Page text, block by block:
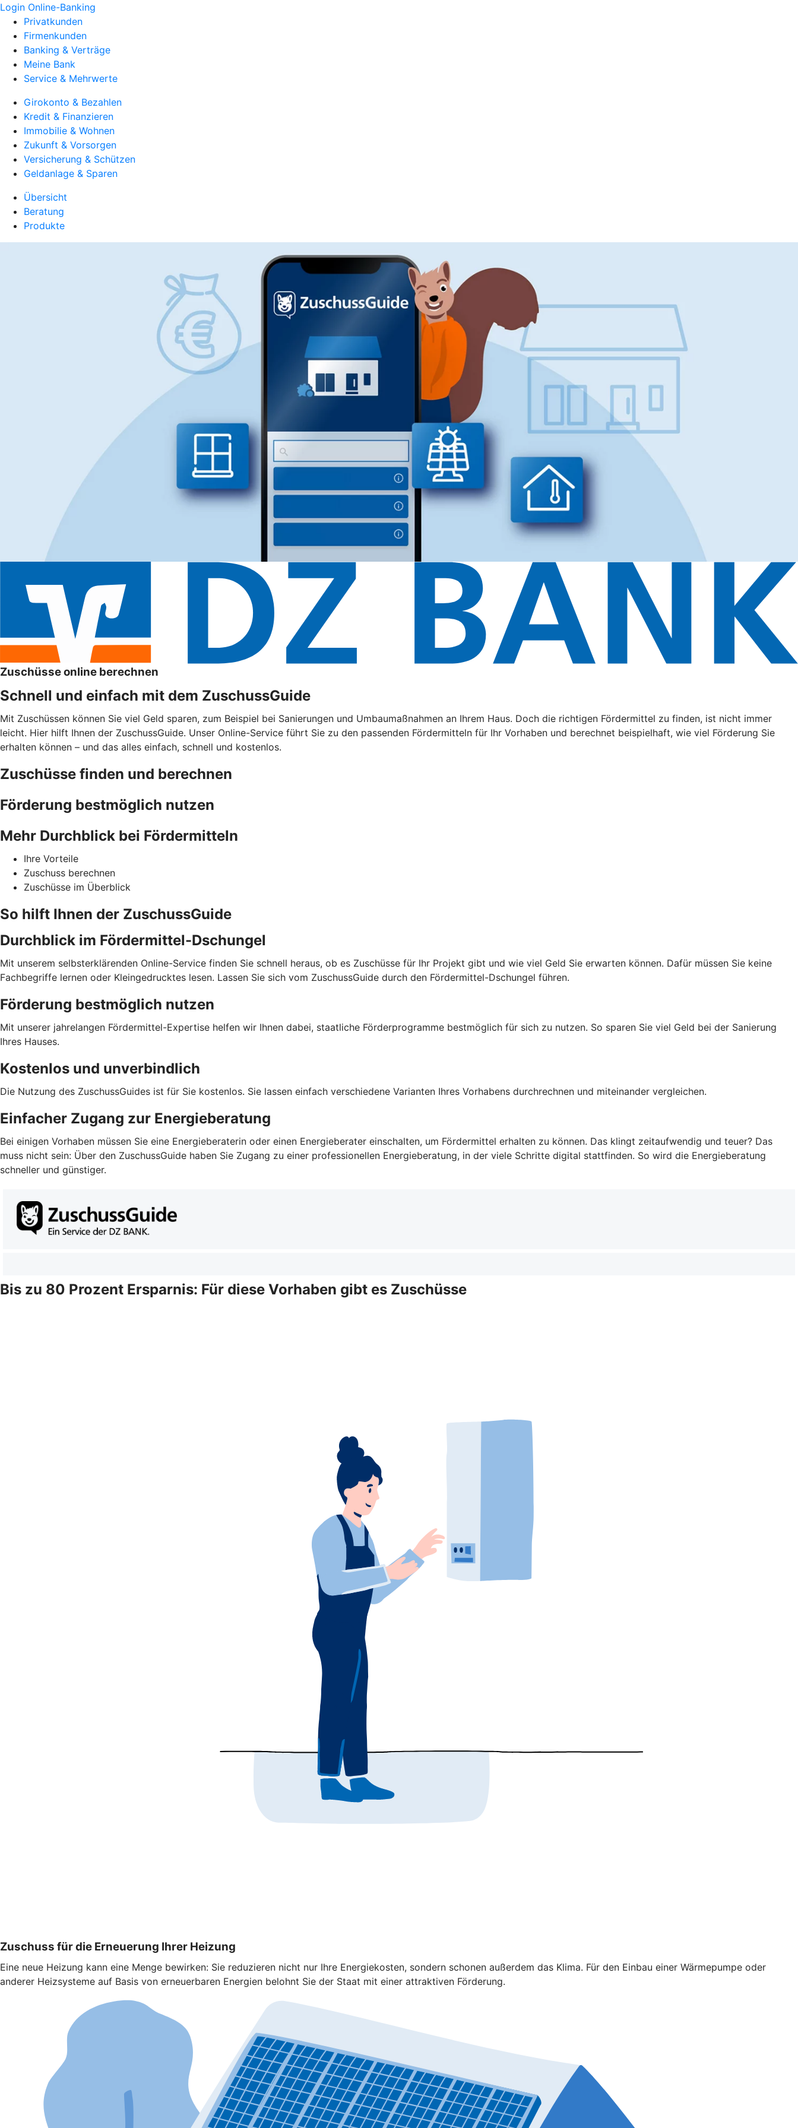
Login Online-Banking
Privatkunden
Firmenkunden
Banking & Verträge
Meine Bank
Service & Mehrwerte
Girokonto & Bezahlen
Kredit & Finanzieren
Immobilie & Wohnen
Zukunft & Vorsorgen
Versicherung & Schützen
Geldanlage & Sparen
Übersicht
Beratung
Produkte
Zuschüsse online berechnen
Schnell und einfach mit dem ZuschussGuide
Mit Zuschüssen können Sie viel Geld sparen, zum Beispiel bei Sanierungen und Umbaumaßnahmen an Ihrem Haus. Doch die richtigen Fördermittel zu finden, ist nicht immer
leicht. Hier hilft Ihnen der ZuschussGuide. Unser Online-Service führt Sie zu den passenden Fördermitteln für Ihr Vorhaben und berechnet beispielhaft, wie viel Förderung Sie
erhalten können – und das alles einfach, schnell und kostenlos.
Zuschüsse finden und berechnen
Förderung bestmöglich nutzen
Mehr Durchblick bei Fördermitteln
Ihre Vorteile
Zuschuss berechnen
Zuschüsse im Überblick
So hilft Ihnen der ZuschussGuide
Durchblick im Fördermittel-Dschungel
Mit unserem selbsterklärenden Online-Service finden Sie schnell heraus, ob es Zuschüsse für Ihr Projekt gibt und wie viel Geld Sie erwarten können. Dafür müssen Sie keine
Fachbegriffe lernen oder Kleingedrucktes lesen. Lassen Sie sich vom ZuschussGuide durch den Fördermittel-Dschungel führen.
Förderung bestmöglich nutzen
Mit unserer jahrelangen Fördermittel-Expertise helfen wir Ihnen dabei, staatliche Förderprogramme bestmöglich für sich zu nutzen. So sparen Sie viel Geld bei der Sanierung
Ihres Hauses.
Kostenlos und unverbindlich
Die Nutzung des ZuschussGuides ist für Sie kostenlos. Sie lassen einfach verschiedene Varianten Ihres Vorhabens durchrechnen und miteinander vergleichen.
Einfacher Zugang zur Energieberatung
Bei einigen Vorhaben müssen Sie eine Energieberaterin oder einen Energieberater einschalten, um Fördermittel erhalten zu können. Das klingt zeitaufwendig und teuer? Das
muss nicht sein: Über den ZuschussGuide haben Sie Zugang zu einer professionellen Energieberatung, in der viele Schritte digital stattfinden. So wird die Energieberatung
schneller und günstiger.
Bis zu 80 Prozent Ersparnis: Für diese Vorhaben gibt es Zuschüsse
Zuschuss für die Erneuerung Ihrer Heizung
Eine neue Heizung kann eine Menge bewirken: Sie reduzieren nicht nur Ihre Energiekosten, sondern schonen außerdem das Klima. Für den Einbau einer Wärmepumpe oder
anderer Heizsysteme auf Basis von erneuerbaren Energien belohnt Sie der Staat mit einer attraktiven Förderung.